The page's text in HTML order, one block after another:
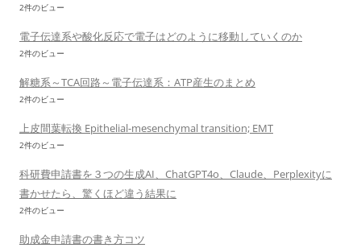
2件のビュー
電子伝達系や酸化反応で電子はどのように移動していくのか
2件のビュー
解糖系～TCA回路～電子伝達系：ATP産生のまとめ
2件のビュー
上皮間葉転換 Epithelial-mesenchymal transition; EMT
2件のビュー
科研費申請書を３つの生成AI、ChatGPT4o、Claude、Perplexityに
書かせたら、驚くほど違う結果に
2件のビュー
助成金申請書の書き方コツ